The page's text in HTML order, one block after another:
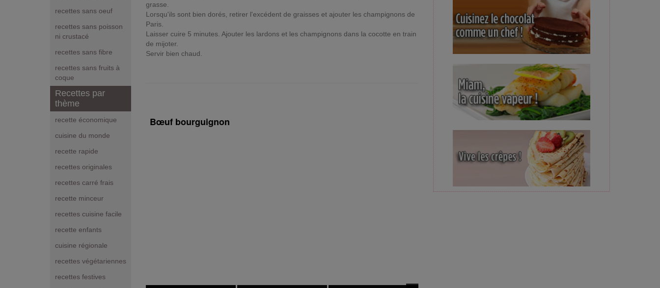
recettes sans oeuf
recettes sans poisson
ni crustacé
recettes sans fibre
recettes sans fruits à
coque
Recettes par
thème
recette économique
cuisine du monde
recette rapide
recettes originales
recettes carré frais
recette minceur
recettes cuisine facile
recette enfants
cuisine régionale
recettes végétariennes
recettes festives
grasse.
Lorsqu'ils sont bien dorés, retirer l'excédent de graisses et ajouter les champignons de
Paris.
Laisser cuire 5 minutes. Ajouter les lardons et les champignons dans la cocotte en train
de mijoter.
Servir bien chaud.
Bœuf bourguignon